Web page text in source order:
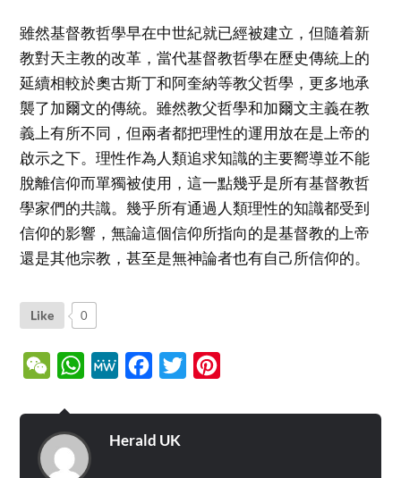
雖然基督教哲學早在中世紀就已經被建立，但隨着新
教對天主教的改革，當代基督教哲學在歷史傳統上的
延續相較於奧古斯丁和阿奎納等教父哲學，更多地承
襲了加爾文的傳統。雖然教父哲學和加爾文主義在教
義上有所不同，但兩者都把理性的運用放在是上帝的
啟示之下。理性作為人類追求知識的主要嚮導並不能
脫離信仰而單獨被使用，這一點幾乎是所有基督教哲
學家們的共識。幾乎所有通過人類理性的知識都受到
信仰的影響，無論這個信仰所指向的是基督教的上帝
還是其他宗教，甚至是無神論者也有自己所信仰的。
Like 0
WeChatWhatsApp
MeWe Facebook
Twitter
Herald UK